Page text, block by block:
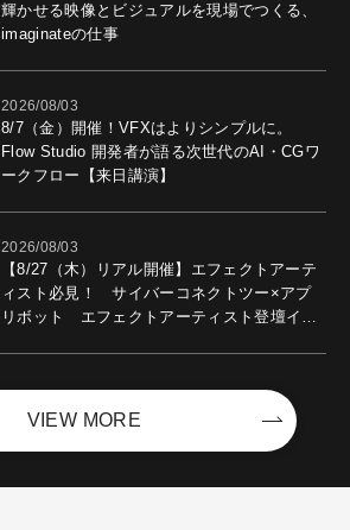
輝かせる映像とビジュアルを現場でつくる、
imaginateの仕事
2026/08/03
8/7（金）開催！VFXはよりシンプルに。
Flow Studio 開発者が語る次世代のAI・CGワ
ークフロー【来日講演】
2026/08/03
【8/27（木）リアル開催】エフェクトアーテ
ィスト必見！ サイバーコネクトツー×アプ
リボット エフェクトアーティスト登壇イベ
VIEW MORE